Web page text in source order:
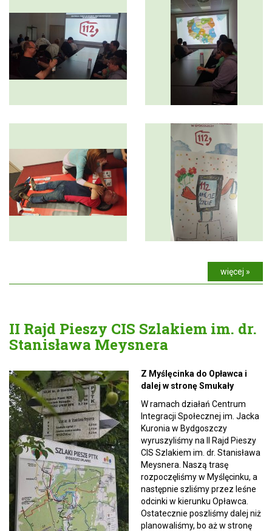
więcej »
II Rajd Pieszy CIS Szlakiem im. dr.
Stanisława Meysnera
Z Myślęcinka do Opławca i
dalej w stronę Smukały
W ramach działań Centrum
Integracji Społecznej im. Jacka
Kuronia w Bydgoszczy
wyruszyliśmy na II Rajd Pieszy
CIS Szlakiem im. dr. Stanisława
Meysnera. Naszą trasę
rozpoczęliśmy w Myślęcinku, a
następnie szliśmy przez leśne
odcinki w kierunku Opławca.
Ostatecznie poszliśmy dalej niż
planowaliśmy, bo aż w stronę